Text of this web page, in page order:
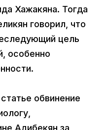
Хажакяна. Тогда
говорил, что
цель
особенно
обвинение
Адибекян за